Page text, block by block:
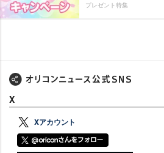
プレゼント特集
X
Xアカウント